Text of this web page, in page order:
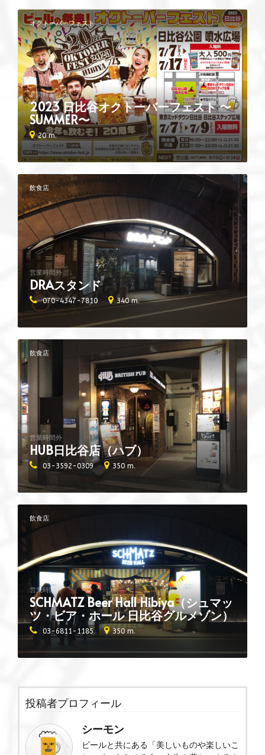
オクトーバーフェスト
2023 日比谷オクトーバーフェスト 〜
SUMMER〜
営業時間外
20 m.
飲食店
DRAスタンド
営業時間外
070-4347-7810 340 m.
飲食店
HUB日比谷店（ハブ）
営業時間外
03-3592-0309 350 m.
飲食店
SCHMATZ Beer Hall Hibiya（シュマッ
ツ・ビア・ホール 日比谷グルメゾン）
営業時間外
03-6811-1185 350 m.
投稿者プロフィール
シーモン
ビールと共にある「美しいものや楽しいこ